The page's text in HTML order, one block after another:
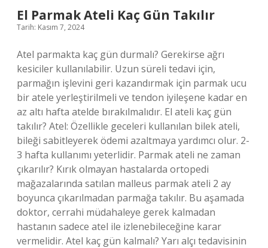
El Parmak Ateli Kaç Gün Takılır
Tarih: Kasım 7, 2024
Atel parmakta kaç gün durmalı? Gerekirse ağrı
kesiciler kullanılabilir. Uzun süreli tedavi için,
parmağın işlevini geri kazandırmak için parmak ucu
bir atele yerleştirilmeli ve tendon iyileşene kadar en
az altı hafta atelde bırakılmalıdır. El ateli kaç gün
takılır? Atel: Özellikle geceleri kullanılan bilek ateli,
bileği sabitleyerek ödemi azaltmaya yardımcı olur. 2-
3 hafta kullanımı yeterlidir. Parmak ateli ne zaman
çıkarılır? Kırık olmayan hastalarda ortopedi
mağazalarında satılan malleus parmak ateli 2 ay
boyunca çıkarılmadan parmağa takılır. Bu aşamada
doktor, cerrahi müdahaleye gerek kalmadan
hastanın sadece atel ile izlenebileceğine karar
vermelidir. Atel kaç gün kalmalı? Yarı alçı tedavisinin